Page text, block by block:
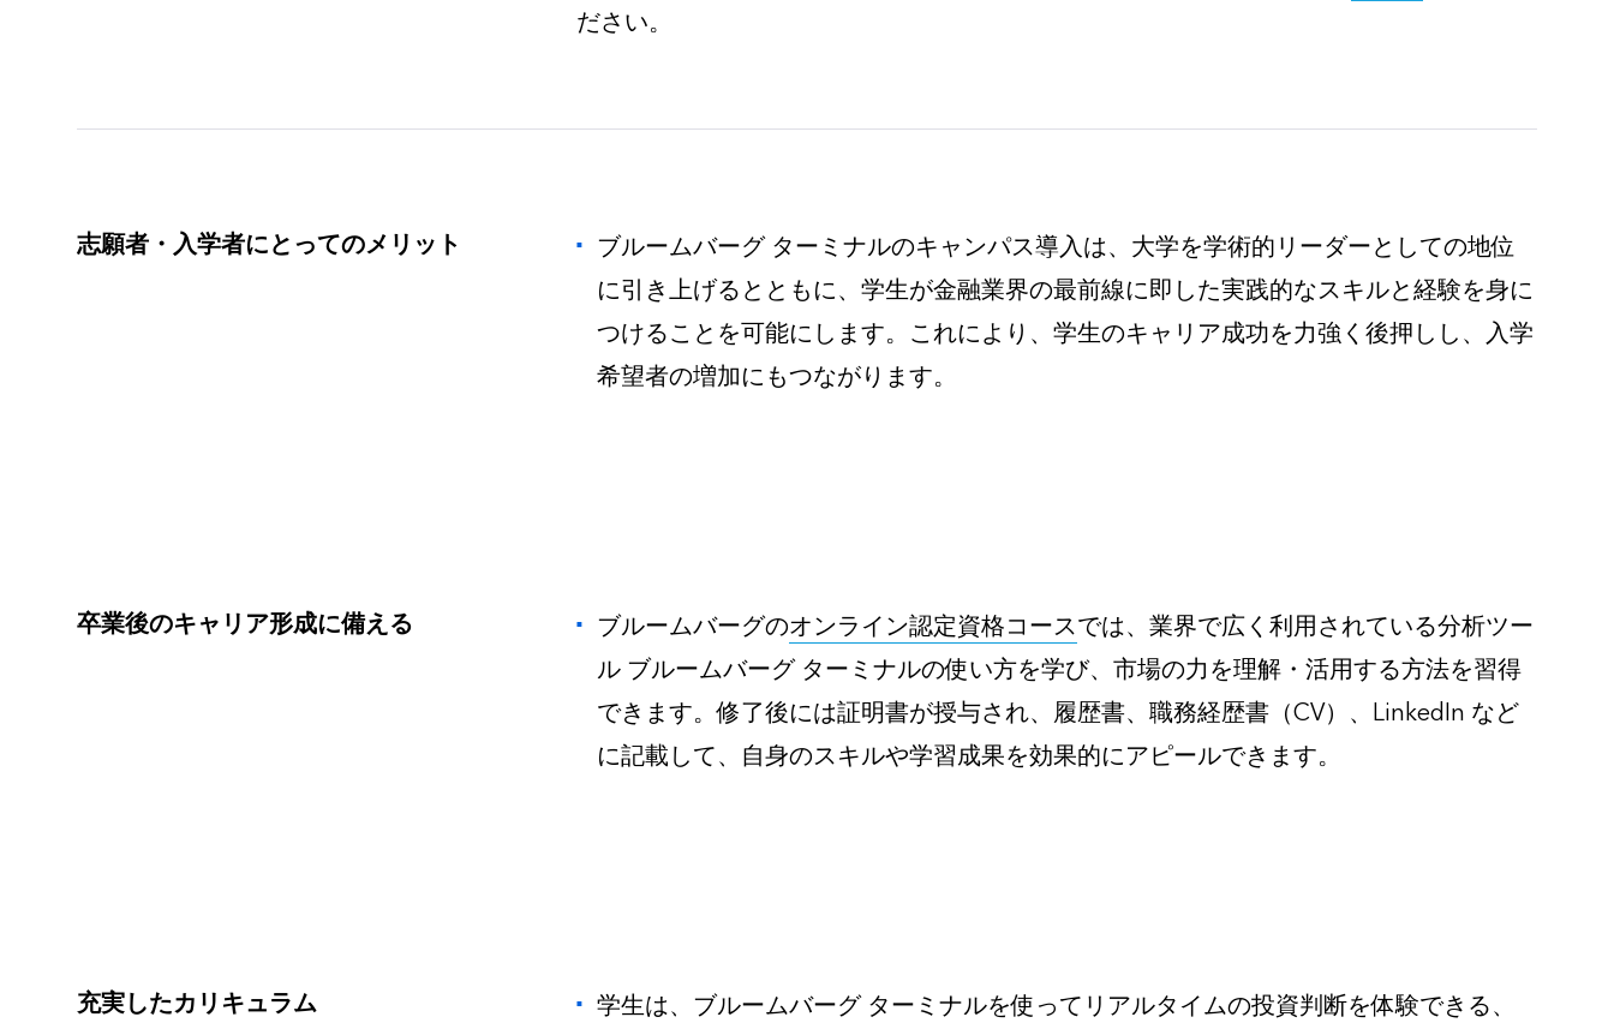
ださい。
志願者・入学者にとってのメリット
ブルームバーグ ターミナルのキャンパス導入は、大学を学術的リーダーとしての地位
に引き上げるとともに、学生が金融業界の最前線に即した実践的なスキルと経験を身に
つけることを可能にします。これにより、学生のキャリア成功を力強く後押しし、入学
希望者の増加にもつながります。
卒業後のキャリア形成に備える ブルームバーグのオンライン認定資格コースでは、業界で広く利用されている分析ツー
ル ブルームバーグ ターミナルの使い方を学び、市場の力を理解・活用する方法を習得
できます。修了後には証明書が授与され、履歴書、職務経歴書（CV）、LinkedIn など
に記載して、自身のスキルや学習成果を効果的にアピールできます。
充実したカリキュラム
学生は、ブルームバーグ ターミナルを使ってリアルタイムの投資判断を体験できる、